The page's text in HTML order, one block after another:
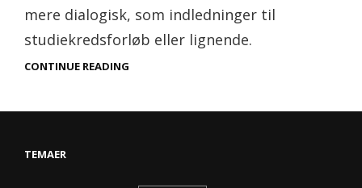
mere dialogisk, som indledninger til
studiekredsforløb eller lignende.
CONTINUE READING
TEMAER